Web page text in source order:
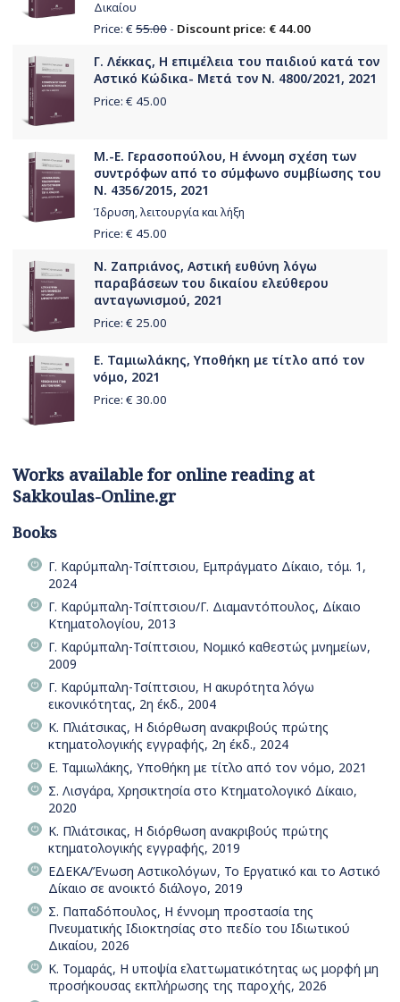
Δικαίου
Price: € 55.00 - Discount price: € 44.00
Γ. Λέκκας, Η επιμέλεια του παιδιού κατά τον
Αστικό Κώδικα- Μετά τον Ν. 4800/2021, 2021
Price: € 45.00
Μ.-Ε. Γερασοπούλου, Η έννομη σχέση των
συντρόφων από το σύμφωνο συμβίωσης του
Ν. 4356/2015, 2021
Ίδρυση, λειτουργία και λήξη
Price: € 45.00
Ν. Ζαπριάνος, Αστική ευθύνη λόγω
παραβάσεων του δικαίου ελεύθερου
ανταγωνισμού, 2021
Price: € 25.00
Ε. Ταμιωλάκης, Υποθήκη με τίτλο από τον
νόμο, 2021
Price: € 30.00
Works available for online reading at
Sakkoulas-Online.gr
Books
Γ. Καρύμπαλη-Τσίπτσιου, Εμπράγματο Δίκαιο, τόμ. 1,
2024
Γ. Καρύμπαλη-Τσίπτσιου/Γ. Διαμαντόπουλος, Δίκαιο
Κτηματολογίου, 2013
Γ. Καρύμπαλη-Τσίπτσιου, Νομικό καθεστώς μνημείων,
2009
Γ. Καρύμπαλη-Τσίπτσιου, Η ακυρότητα λόγω
εικονικότητας, 2η έκδ., 2004
Κ. Πλιάτσικας, Η διόρθωση ανακριβούς πρώτης
κτηματολογικής εγγραφής, 2η έκδ., 2024
Ε. Ταμιωλάκης, Υποθήκη με τίτλο από τον νόμο, 2021
Σ. Λισγάρα, Χρησικτησία στο Κτηματολογικό Δίκαιο,
2020
Κ. Πλιάτσικας, Η διόρθωση ανακριβούς πρώτης
κτηματολογικής εγγραφής, 2019
ΕΔΕΚΑ/Ένωση Αστικολόγων, Το Εργατικό και το Αστικό
Δίκαιο σε ανοικτό διάλογο, 2019
Σ. Παπαδόπουλος, Η έννομη προστασία της
Πνευματικής Ιδιοκτησίας στο πεδίο του Ιδιωτικού
Δικαίου, 2026
Κ. Τομαράς, Η υποψία ελαττωματικότητας ως μορφή μη
προσήκουσας εκπλήρωσης της παροχής, 2026